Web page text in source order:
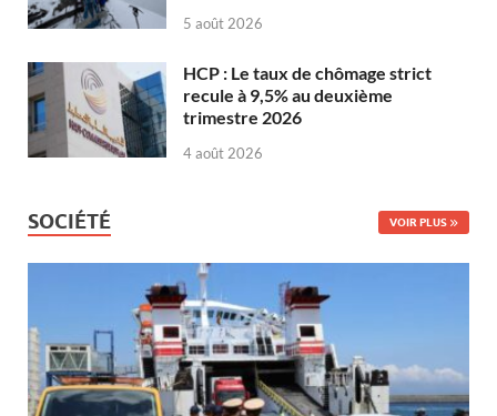
5 août 2026
HCP : Le taux de chômage strict
recule à 9,5% au deuxième
trimestre 2026
4 août 2026
SOCIÉTÉ VOIR PLUS